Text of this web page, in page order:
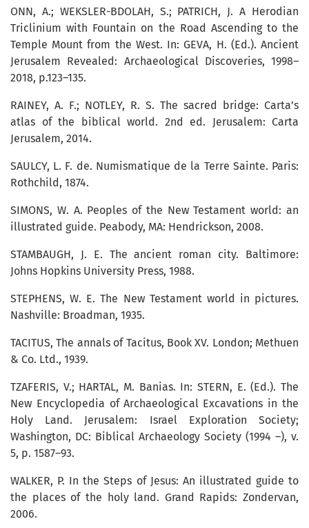
ONN, A.; WEKSLER-BDOLAH, S.; PATRICH, J. A Herodian
Triclinium with Fountain on the Road Ascending to the
Temple Mount from the West. In: GEVA, H. (Ed.). Ancient
Jerusalem Revealed: Archaeological Discoveries, 1998–
2018, p.123–135.
RAINEY, A. F.; NOTLEY, R. S. The sacred bridge: Carta’s
atlas of the biblical world. 2nd ed. Jerusalem: Carta
Jerusalem, 2014.
SAULCY, L. F. de. Numismatique de la Terre Sainte. Paris:
Rothchild, 1874.
SIMONS, W. A. Peoples of the New Testament world: an
illustrated guide. Peabody, MA: Hendrickson, 2008.
STAMBAUGH, J. E. The ancient roman city. Baltimore:
Johns Hopkins University Press, 1988.
STEPHENS, W. E. The New Testament world in pictures.
Nashville: Broadman, 1935.
TACITUS, The annals of Tacitus, Book XV. London; Methuen
& Co. Ltd., 1939.
TZAFERIS, V.; HARTAL, M. Banias. In: STERN, E. (Ed.). The
New Encyclopedia of Archaeological Excavations in the
Holy Land. Jerusalem: Israel Exploration Society;
Washington, DC: Biblical Archaeology Society (1994 –), v.
5, p. 1587–93.
WALKER, P. In the Steps of Jesus: An illustrated guide to
the places of the holy land. Grand Rapids: Zondervan,
2006.